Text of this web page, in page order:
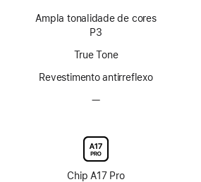
rodapé
ProMotion
Ampla tonalidade de cores
P3
True Tone
Revestimento antirreflexo
—Sem
vidro
nano-
texture
Chip A17 Pro